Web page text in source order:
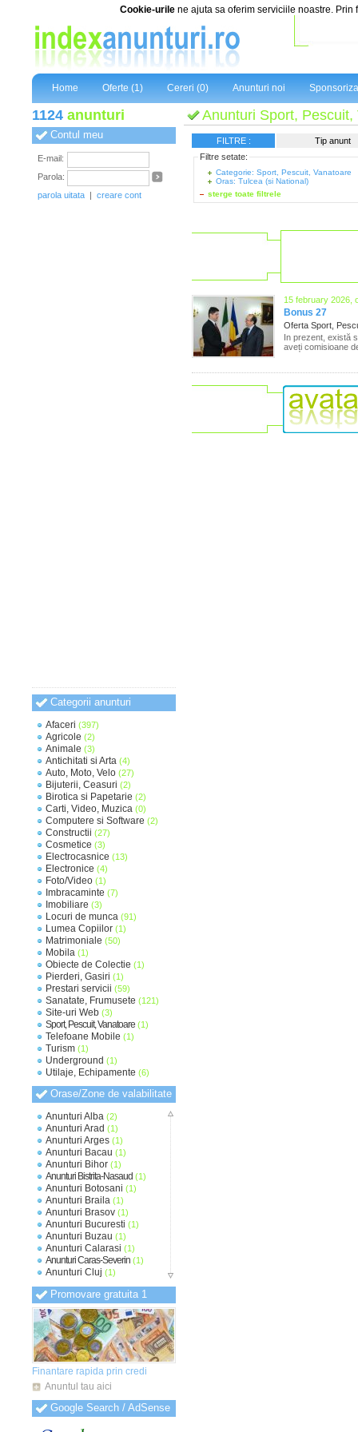
Cookie-urile ne ajuta sa oferim serviciile noastre.
Home Oferte (1) Cereri (0) Anunturi noi
1124 anunturi
Contul meu
E-mail:
Parola:
parola uitata | creare cont
Categorii anunturi
Afaceri (397)
Agricole (2)
Animale (3)
Antichitati si Arta (4)
Auto, Moto, Velo (27)
Bijuterii, Ceasuri (2)
Birotica si Papetarie (2)
Carti, Video, Muzica (0)
Computere si Software (2)
Constructii (27)
Cosmetice (3)
Electrocasnice (13)
Electronice (4)
Foto/Video (1)
Imbracaminte (7)
Imobiliare (3)
Locuri de munca (91)
Lumea Copiilor (1)
Matrimoniale (50)
Mobila (1)
Obiecte de Colectie (1)
Pierderi, Gasiri (1)
Prestari servicii (59)
Sanatate, Frumusete (121)
Site-uri Web (3)
Sport, Pescuit, Vanatoare (1)
Telefoane Mobile (1)
Turism (1)
Underground (1)
Utilaje, Echipamente (6)
Orase/Zone de valabilitate
Anunturi Alba (2)
Anunturi Arad (1)
Anunturi Arges (1)
Anunturi Bacau (1)
Anunturi Bihor (1)
Anunturi Bistrita-Nasaud (1)
Anunturi Botosani (1)
Anunturi Braila (1)
Anunturi Brasov (1)
Anunturi Bucuresti (1)
Anunturi Buzau (1)
Anunturi Calarasi (1)
Anunturi Caras-Severin (1)
Anunturi Cluj (1)
Anunturi Constanta
Anunturi Covasna(1)
Anunturi Dambovita(1)
Anunturi Dolj(1)
Anunturi Galati(1)
Anunturi Giurgiu(1)
Anunturi Gorj(1)
Anunturi Harghita (1)
Anunturi Hunedoara
Anunturi Ialomita
Anunturi Iasi(1)
Anunturi Ilfov(1)
Anunturi Maramures
Promovare gratuita 1
Finantare rapida prin credi
Anuntul tau aici
Google Search / AdSense
Anunturi Sport,
FILTRE :
Tip anunt
Filtre setate:
Categorie: Sport, Pescuit, Vanatoare
Oras: Tulcea (si National)
sterge toate filtrele
15 february 2026,
Bonus 27
Oferta Sport,
In prezent, există
aveți comisioane